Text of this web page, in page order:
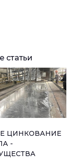
статьи
ЦИНКОВАНИЕ
-